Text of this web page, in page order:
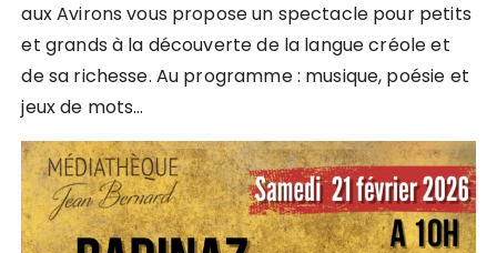
aux Avirons vous propose un spectacle pour petits
et grands à la découverte de la langue créole et
de sa richesse. Au programme : musique, poésie et
jeux de mots…